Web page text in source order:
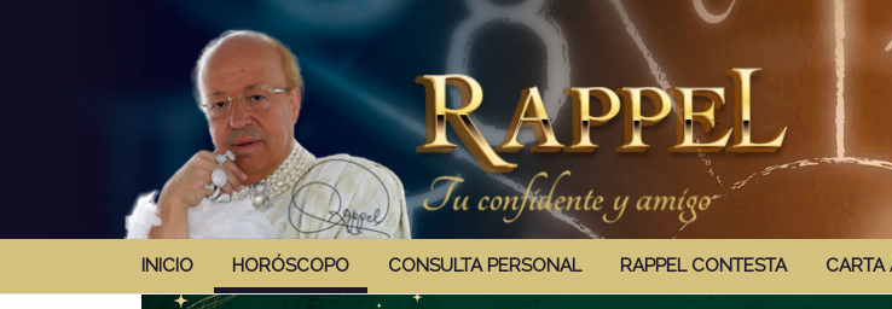
INICIO HORÓSCOPO CONSULTA PERSONAL RAPPEL CONTESTA CARTA